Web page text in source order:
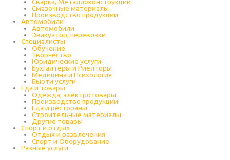
Cмазочные материалы
Производство продукции
Автомобили
Автомобили
Эвакуатор, перевозки
Специалисты
Обучение
Творчество
Юридические услуги
Бухгалтеры и Риелторы
Медицина и Психология
Бьюти услуги
Еда и товары
Одежда, электротовары
Производство продукции
Еда и рестораны
Строительные материалы
Другие товары
Спорт и отдых
Отдых и развлечения
Спорт и Оборудование
Разные услуги